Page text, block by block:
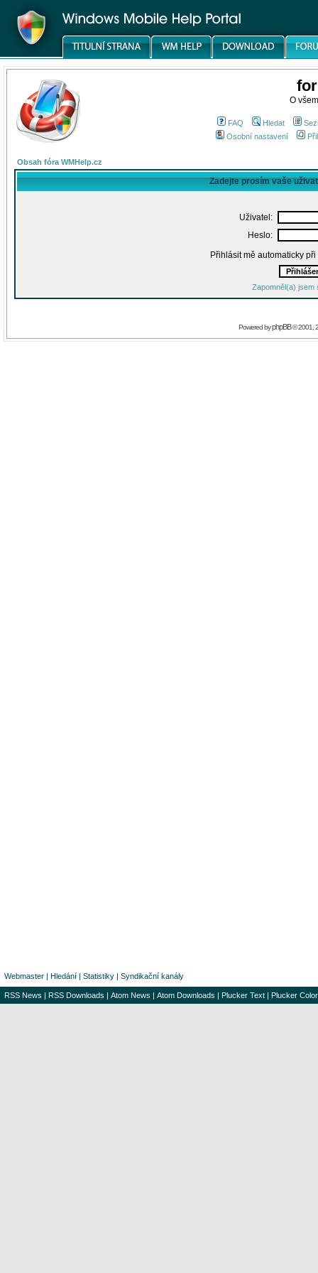
O
FAQ Hledat
Osobní nastavení
Obsah fóra WMHelp.cz
Zadejte prosím vaše
Uživatel:
Heslo:
Přihlásit mě automaticky
Zapomněl(a) jsem
Powered byphpBB© 2001,
Webmaster | Hledání | Statistiky | Syndikační kanály
RSS News | RSS Downloads | Atom News | Atom Downloads | Plucker Text | Plucker Color